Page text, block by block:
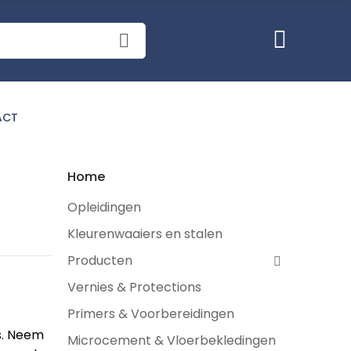
Neem
Home
Opleidingen
Kleurenwaaiers en stalen
Producten
Vernies & Protections
Primers & Voorbereidingen
Microcement & Vloerbekledingen